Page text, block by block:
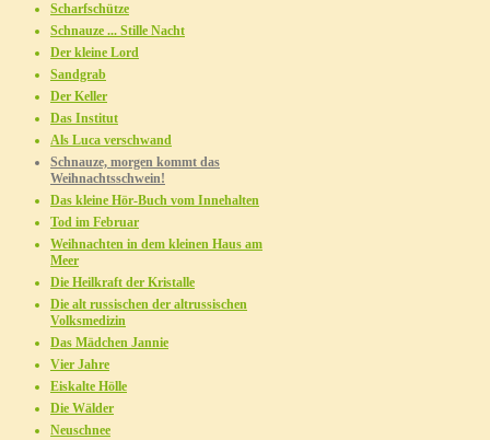
Scharfschütze
Schnauze ... Stille Nacht
Der kleine Lord
Sandgrab
Der Keller
Das Institut
Als Luca verschwand
Schnauze, morgen kommt das
Weihnachtsschwein!
Das kleine Hör-Buch vom Innehalten
Tod im Februar
Weihnachten in dem kleinen Haus am
Meer
Die Heilkraft der Kristalle
Die alt russischen der altrussischen
Volksmedizin
Das Mädchen Jannie
Vier Jahre
Eiskalte Hölle
Die Wälder
Neuschnee